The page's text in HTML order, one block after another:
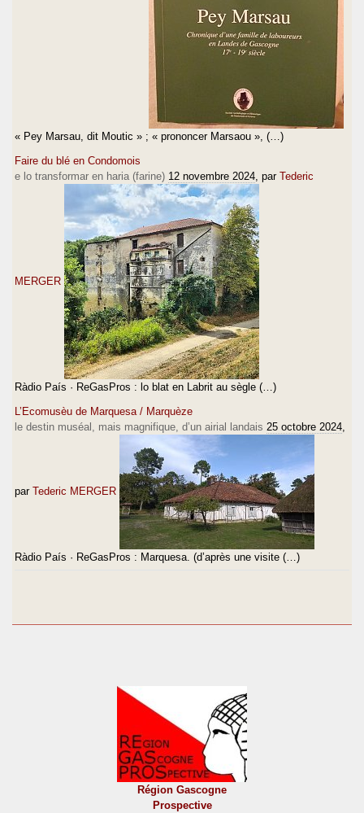
« Pey Marsau, dit Moutic » ; « prononcer Marsaou », (…)
Faire du blé en Condomois
e lo transformar en haria (farine) 12 novembre 2024 , par Tederic
MERGER
Ràdio País · ReGasPros : lo blat en Labrit au sègle (…)
L’Ecomusèu de Marquesa / Marquèze
le destin muséal, mais magnifique, d’un airial landais 25 octobre 2024
par Tederic MERGER
Ràdio País · ReGasPros : Marquesa. (d’après une visite (…)
Région Gascogne
Prospective